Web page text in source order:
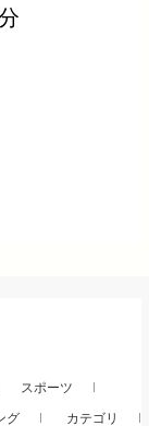
スポーツ
グ カテゴリ